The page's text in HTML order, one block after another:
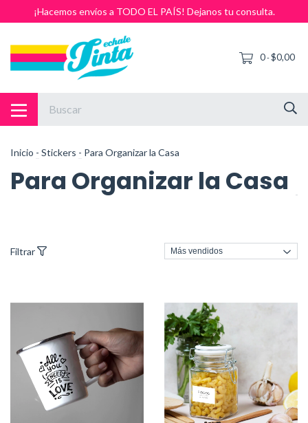
¡Hacemos envíos a TODO EL PAÍS! Dejanos tu consulta.
0-$0,00
Inicio - Stickers - Para Organizar la Casa
Para Organizar la Casa
Filtrar